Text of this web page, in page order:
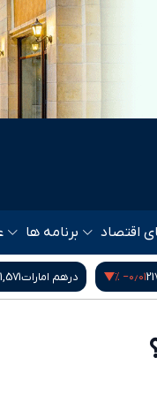
اقتصاد برنامه ها
بیت کوین64,528‎−۰٫۶۰ %